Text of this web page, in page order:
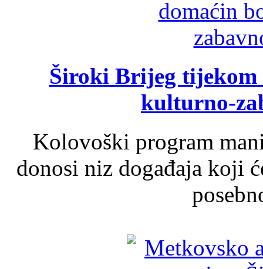
Široki Brijeg tijekom
kulturno-
Kolovoški program
donosi niz događaja koji